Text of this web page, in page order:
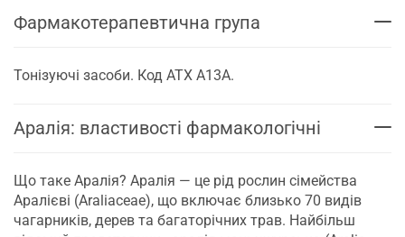
Фармакотерапевтична група
Тонізуючі засоби. Код АТХ А13А.
Аралія: властивості фармакологічні
Що таке Аралія? Аралія — ​​це рід рослин сімейства
Аралієві (Araliaceae), що включає близько 70 видів
чагарників, дерев та багаторічних трав. Найбільш